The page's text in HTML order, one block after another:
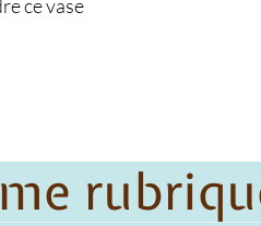
ce vase